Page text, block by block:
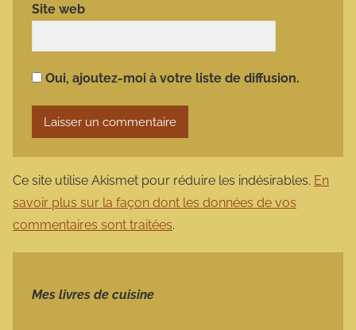
Site web
Oui, ajoutez-moi à votre liste de diffusion.
Ce site utilise Akismet pour réduire les indésirables. En
savoir plus sur la façon dont les données de vos
commentaires sont traitées.
Mes livres de cuisine